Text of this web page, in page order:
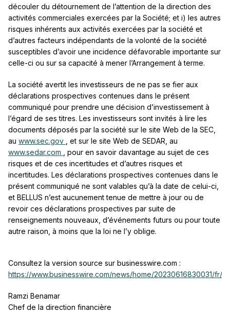
découler du détournement de l’attention de la direction des
activités commerciales exercées par la Société; et i) les autres
risques inhérents aux activités exercées par la société et
d’autres facteurs indépendants de la volonté de la société
susceptibles d’avoir une incidence défavorable importante sur
celle-ci ou sur sa capacité à mener l’Arrangement à terme.
La société avertit les investisseurs de ne pas se fier aux
déclarations prospectives contenues dans le présent
communiqué pour prendre une décision d’investissement à
l’égard de ses titres. Les investisseurs sont invités à lire les
documents déposés par la société sur le site Web de la SEC,
au www.sec.gov
, et sur le site Web de SEDAR, au
www.sedar.com
, pour en savoir davantage au sujet de ces
risques et de ces incertitudes et d’autres risques et
incertitudes. Les déclarations prospectives contenues dans le
présent communiqué ne sont valables qu’à la date de celui-ci,
et BELLUS n’est aucunement tenue de mettre à jour ou de
revoir ces déclarations prospectives par suite de
renseignements nouveaux, d’événements futurs ou pour toute
autre raison, à moins que la loi ne l’y oblige.
Consultez la version source sur businesswire.com :
https://www.businesswire.com/news/home/20230616830031/fr/
Ramzi Benamar
Chef de la direction financière